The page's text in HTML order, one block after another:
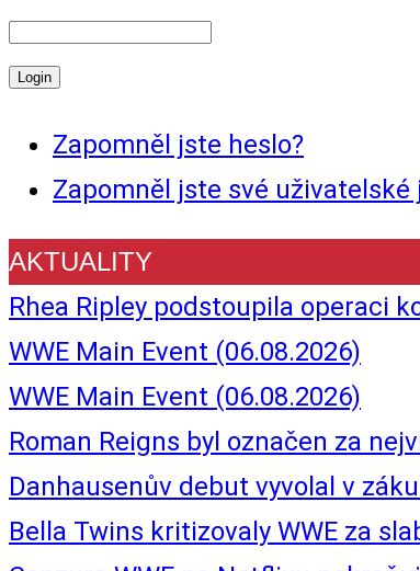
Zapomněl jste heslo?
Zapomněl jste své uživatelské
AKTUALITY
Rhea Ripley podstoupila operaci
WWE Main Event (06.08.2026)
WWE Main Event (06.08.2026)
Roman Reigns byl označen za
Danhausenův debut vyvolal v
Bella Twins kritizovaly WWE za